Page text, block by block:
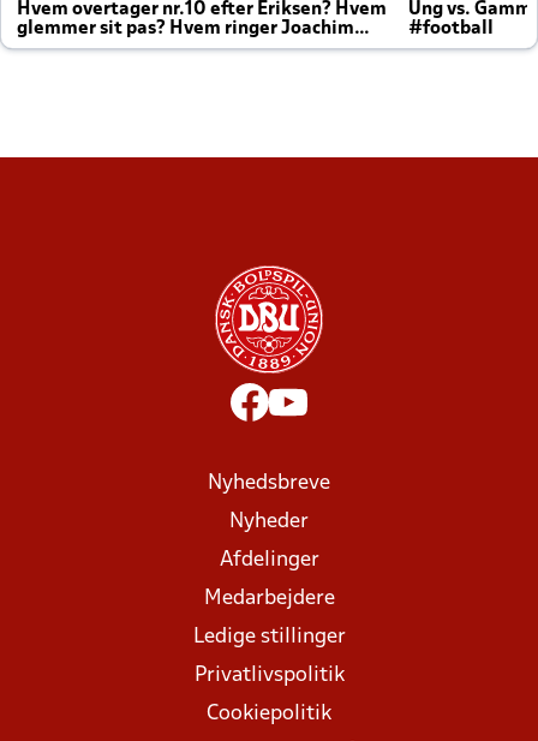
Hvem overtager nr.10 efter Eriksen? Hvem
glemmer sit pas? Hvem ringer Joachim
altid til efter kampe?
Ung vs.
#football
Nyhedsbreve
Nyheder
Afdelinger
Medarbejdere
Ledige stillinger
Privatlivspolitik
Cookiepolitik